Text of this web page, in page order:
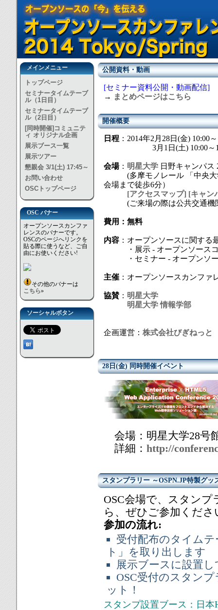
メインメニュー
トップページ
セミナータイムテーブ
ル（1日目）
セミナータイムテーブ
ル（2日目）
[同時開催]コミュニテ
ィ オリジナル企画
展示ブース一覧
展示ツアー
懇親会 3/1(土) 17:45～
お問い合わせ
OSCトップページ
OSC バナー
オープンソースカンファ
レンスのバナーです。
OSCのページへリンクを
貼る際に使うなど、ご自
由にお使いください!
その他のバナーは
こちら»
ソーシャルボタン
公開資料・動画
[セミナー資料公開・動画配信]
→ まとめページはこちら
開催概要
日程 ：2014年2月28日(金) 10:00
3月1日(土) 10:00～
会場： 明星大学 日野キャンパス
(多摩モノレール 「中央大
会場まで徒歩6分）
[アクセスマップ] [キャン
(ご来場の際は公共交通機
費用：無料
内容 ：オープンソースに関する
・展示 - オープンソースコ
・セミナー - オープンソー
主催 ：オープンソースカンファ
協賛 ： 明星大学
明星大学 情報学部
企画運営： 株式会社びぎねっと
28日(金) 同時開催イベント
会場：明星大学28号
詳細： http://
スタンプラリー ～OSPN.JP特製グッ
OSC会場で、スタン
ら、ぜひご参加くださ
参加の流れ:
受付配布のタイム
ト」を取り出します
展示ブースに設置
OSC受付のスタン
ット！
スタンプ設置ブース：日本